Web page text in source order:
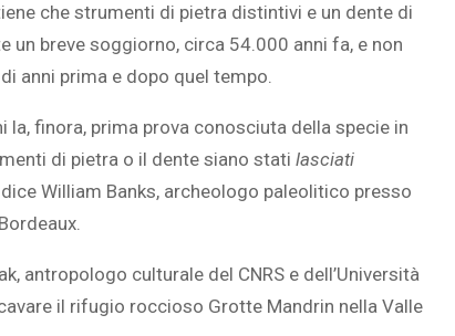
che strumenti di pietra distintivi e un dente di
un breve soggiorno, circa 54.000 anni fa, e non
anni prima e dopo quel tempo.
la, finora, prima prova conosciuta della specie in
di pietra o il dente siano stati lasciati
William Banks, archeologo paleolitico presso
antropologo culturale del CNRS e dell’Università
il rifugio roccioso Grotte Mandrin nella Valle
INFANTILE ASSOCIATI AD